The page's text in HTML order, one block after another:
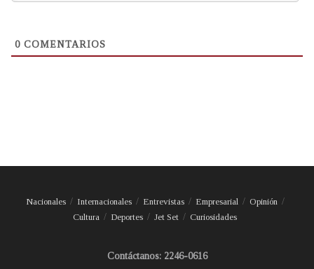
0 COMENTARIOS
Nacionales Internacionales Entrevistas Empresarial
Opinión
Cultura
Deportes Jet Set Curiosidades
Contáctanos: 2246-0616